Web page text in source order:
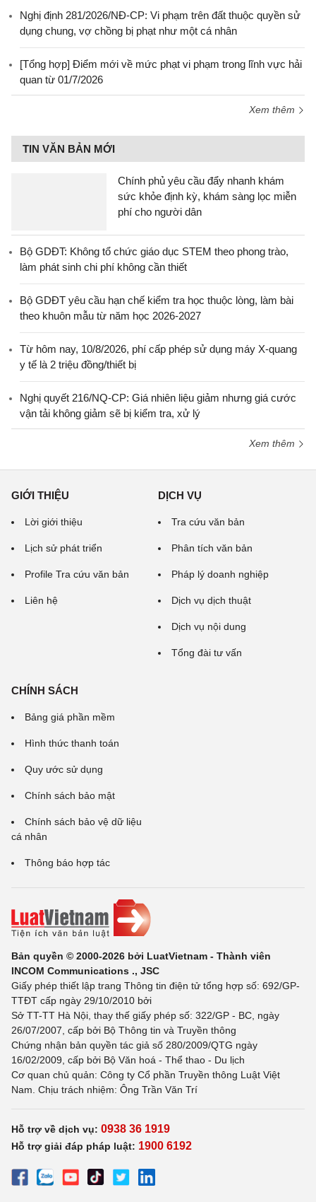
Nghị định 281/2026/NĐ-CP: Vi phạm trên đất thuộc quyền sử
dụng chung, vợ chồng bị phạt như một cá nhân
[Tổng hợp] Điểm mới về mức phạt vi phạm trong lĩnh vực hải
quan từ 01/7/2026
Xem thêm
TIN VĂN BẢN MỚI
Chính phủ yêu cầu đẩy nhanh khám
sức khỏe định kỳ, khám sàng lọc miễn
phí cho người dân
Bộ GDĐT: Không tổ chức giáo dục STEM theo phong trào,
làm phát sinh chi phí không cần thiết
Bộ GDĐT yêu cầu hạn chế kiểm tra học thuộc lòng, làm bài
theo khuôn mẫu từ năm học 2026-2027
Từ hôm nay, 10/8/2026, phí cấp phép sử dụng máy X-quang
y tế là 2 triệu đồng/thiết bị
Nghị quyết 216/NQ-CP: Giá nhiên liệu giảm nhưng giá cước
vận tải không giảm sẽ bị kiểm tra, xử lý
Xem thêm
GIỚI THIỆU
Lời giới thiệu
Lịch sử phát triển
Profile Tra cứu văn bản
Liên hệ
DỊCH VỤ
Tra cứu văn bản
Phân tích văn bản
Pháp lý doanh nghiệp
Dịch vụ dịch thuật
Dịch vụ nội dung
Tổng đài tư vấn
CHÍNH SÁCH
Bảng giá phần mềm
Hình thức thanh toán
Quy ước sử dụng
Chính sách bảo mật
Chính sách bảo vệ dữ liệu
cá nhân
Thông báo hợp tác
Bản quyền © 2000-2026 bởi LuatVietnam - Thành viên
INCOM Communications ., JSC
Giấy phép thiết lập trang Thông tin điện tử tổng hợp số: 692/GP-
TTĐT cấp ngày 29/10/2010 bởi
Sở TT-TT Hà Nội, thay thế giấy phép số: 322/GP - BC, ngày
26/07/2007, cấp bởi Bộ Thông tin và Truyền thông
Chứng nhận bản quyền tác giả số 280/2009/QTG ngày
16/02/2009, cấp bởi Bộ Văn hoá - Thể thao - Du lịch
Cơ quan chủ quản: Công ty Cổ phần Truyền thông Luật Việt
Nam. Chịu trách nhiệm: Ông Trần Văn Trí
Hỗ trợ về dịch vụ: 0938 36 1919
Hỗ trợ giải đáp pháp luật: 1900 6192